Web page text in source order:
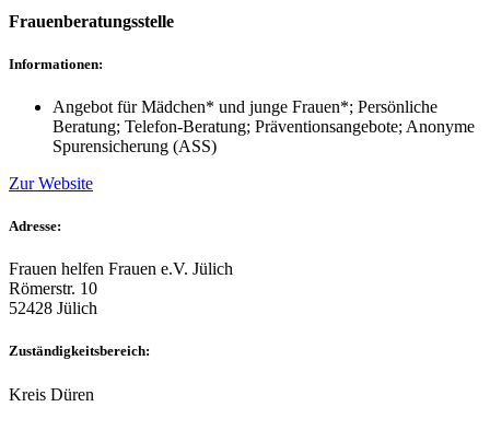
Frauenberatungsstelle
Informationen:
Angebot für Mädchen* und junge Frauen*; Persönliche
Beratung; Telefon-Beratung; Präventionsangebote; Anonyme
Spurensicherung (ASS)
Zur Website
Adresse:
Frauen helfen Frauen e.V. Jülich
Römerstr. 10
52428 Jülich
Zuständigkeitsbereich:
Kreis Düren